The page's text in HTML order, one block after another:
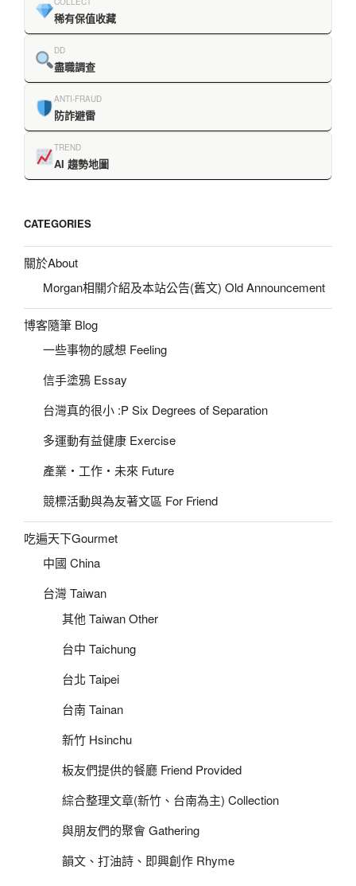
稀有保值收藏
DD
盡職調查
ANTI-FRAUD
防詐避雷
TREND
AI 趨勢地圖
CATEGORIES
關於About
Morgan相關介紹及本站公告(舊文) Old Announcement
博客隨筆 Blog
一些事物的感想 Feeling
信手塗鴉 Essay
台灣真的很小 :P Six Degrees of Separation
多運動有益健康 Exercise
產業‧工作‧未來 Future
競標活動與為友著文區 For Friend
吃遍天下Gourmet
中國 China
台灣 Taiwan
其他 Taiwan Other
台中 Taichung
台北 Taipei
台南 Tainan
新竹 Hsinchu
板友們提供的餐廳 Friend Provided
綜合整理文章(新竹、台南為主) Collection
與朋友們的聚會 Gathering
韻文、打油詩、即興創作 Rhyme